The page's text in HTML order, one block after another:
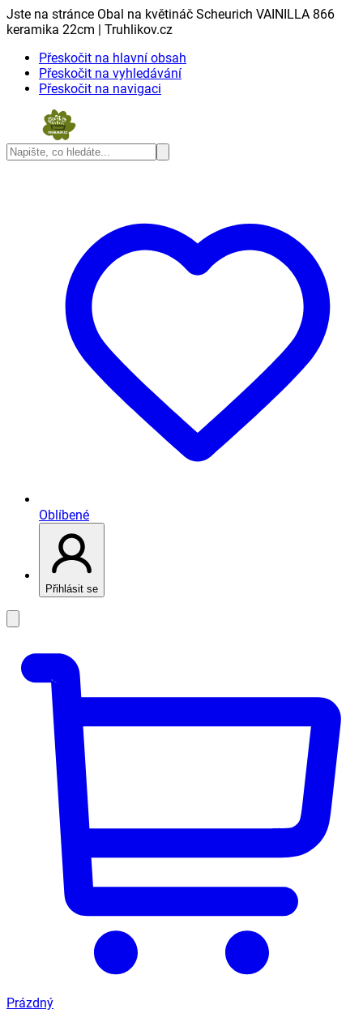
Jste na stránce Obal na květináč Scheurich VAINILLA 866
keramika 22cm | Truhlikov.cz
Přeskočit na hlavní obsah
Přeskočit na vyhledávání
Přeskočit na navigaci
Oblíbené
Přihlásit se
Prázdný